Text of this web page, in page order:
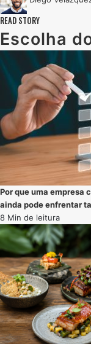
READ STORY
Escolha
Por que uma empresa
ainda pode enfrentar
8 Min de leitura